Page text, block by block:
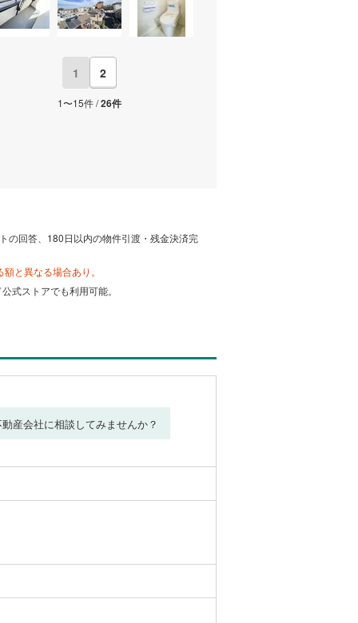
1 2
1〜15件 /26件
の回答、180日以内の物件引渡・残金決済完
と異なる場合あり。
式ストアでも利用可能。
産会社に相談してみませんか？